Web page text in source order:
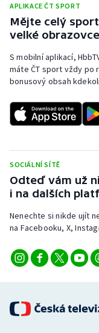
Rychlostní
Short track
Stolní tenis
Triatlon
Veslování
Vodní slalom
Ostatní
APLIKACE ČT SPORT
Mějte celý
velké
S mobilní aplikací,
máte ČT sport vždy po
bonusový obsah
SOCIÁLNÍ SÍTĚ
Odteď vám už
i na dalších
Nenechte si nikde ujít
na Facebooku, X,